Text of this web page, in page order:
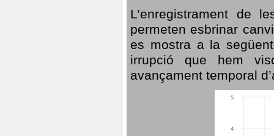
L’enregistrament de
permeten esbrinar
es mostra a la
irrupció que hem
avançament temporal